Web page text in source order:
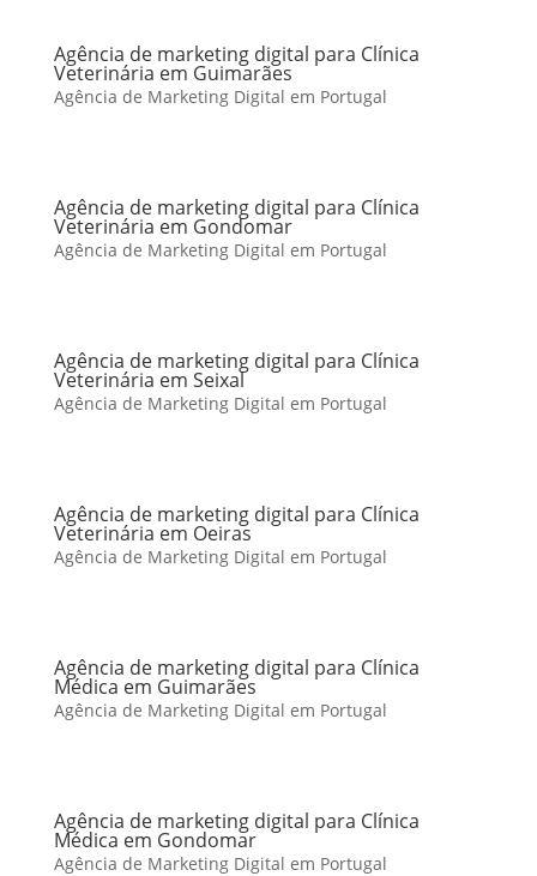
Agência de marketing digital para Clínica
Veterinária em Guimarães
Agência de Marketing Digital em Portugal
Agência de marketing digital para Clínica
Veterinária em Gondomar
Agência de Marketing Digital em Portugal
Agência de marketing digital para Clínica
Veterinária em Seixal
Agência de Marketing Digital em Portugal
Agência de marketing digital para Clínica
Veterinária em Oeiras
Agência de Marketing Digital em Portugal
Agência de marketing digital para Clínica
Médica em Guimarães
Agência de Marketing Digital em Portugal
Agência de marketing digital para Clínica
Médica em Gondomar
Agência de Marketing Digital em Portugal